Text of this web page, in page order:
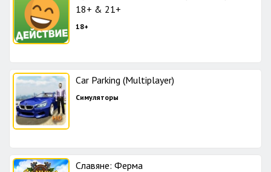
18+ & 21+
18+
Car Parking (Multiplayer)
Симуляторы
Славяне: Ферма